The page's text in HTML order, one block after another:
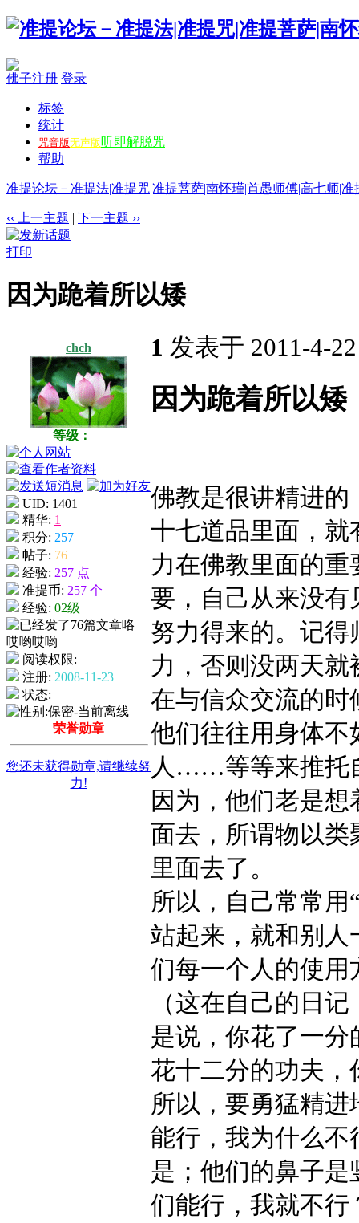
佛子注册 登录
标签
统计
咒音版无声版听即解脱咒
帮助
准提论坛－准提法|准提咒|准提菩萨|南怀瑾|首愚师傅|高七师|准
‹‹ 上一主题 | 下一主题 ››
打印
因为跪着所以矮
chch
等级：
UID: 1401
精华: 1
积分: 257
帖子: 76
经验: 257 点
准提币: 257 个
经验: 02级
阅读权限:
注册: 2008-11-23
状态:
荣誉勋章
您还未获得勋章,请继续努
力!
1 发表于 2011-4-
因为跪着所以矮
佛教是很讲精进
十七道品里面，
力在佛教里面的
要，自己从来没
努力得来的。记得
力，否则没两天就
在与信众交流的
他们往往用身体
人……等等来推托
因为，他们老是
面去，所谓物以
里面去了。
所以，自己常常
站起来，就和别
们每一个人的使
（这在自己的日
是说，你花了一
花十二分的功夫
所以，要勇猛精
能行，我为什么
是；他们的鼻子
们能行，我就不